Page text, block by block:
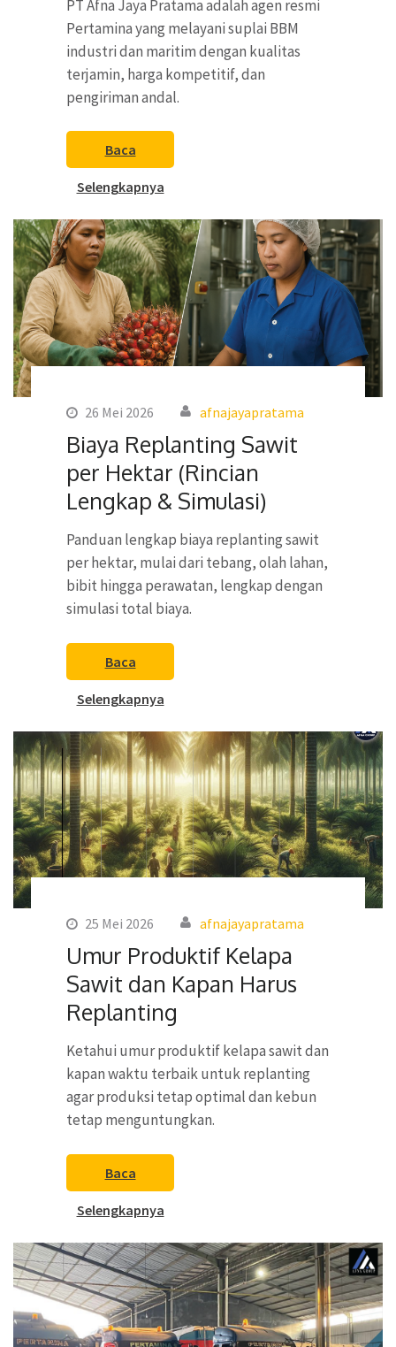
PT Afna Jaya Pratama adalah agen resmi
Pertamina yang melayani suplai BBM
industri dan maritim dengan kualitas
terjamin, harga kompetitif, dan
pengiriman andal.
Baca
Selengkapnya
26 Mei 2026 afnajayapratama
Biaya Replanting Sawit
per Hektar (Rincian
Lengkap & Simulasi)
Panduan lengkap biaya replanting sawit
per hektar, mulai dari tebang, olah lahan,
bibit hingga perawatan, lengkap dengan
simulasi total biaya.
Baca
Selengkapnya
25 Mei 2026 afnajayapratama
Umur Produktif Kelapa
Sawit dan Kapan Harus
Replanting
Ketahui umur produktif kelapa sawit dan
kapan waktu terbaik untuk replanting
agar produksi tetap optimal dan kebun
tetap menguntungkan.
Baca
Selengkapnya